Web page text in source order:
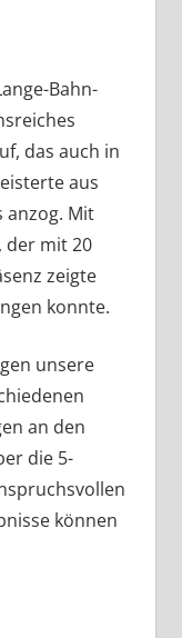
Bahn-
das auch in
aus
anzog. Mit
der mit 20
zeigte
konnte.
unsere
an den
die 5-
können